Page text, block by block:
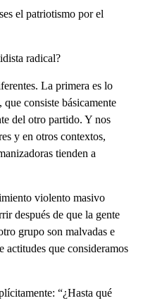
el patriotismo por el
radical?
La primera es lo
consiste básicamente
del otro partido. Y nos
y en otros contextos,
tienden a
violento masivo
después de que la gente
grupo son malvadas e
actitudes que consideramos
“¿Hasta qué